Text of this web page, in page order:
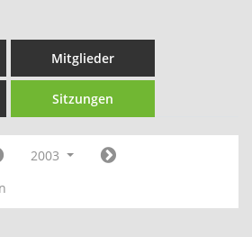
Mitglieder
Sitzungen
2003